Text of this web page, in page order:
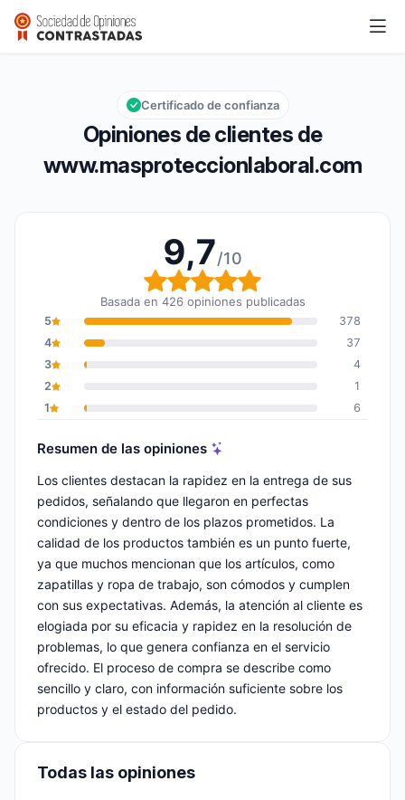
Calificación global: 9,7 de 10
9,7/10
Opiniones de clientes de
www.masproteccionlaboral.com
Certificado de confianza
9,7/10
Calificación global: 9,7
Basada en 426 opiniones publicadas
5
378
4
37
3
4
2
1
1
6
Resumen de las opiniones
Los clientes destacan la rapidez en la entrega de sus
pedidos, señalando que llegaron en perfectas
condiciones y dentro de los plazos prometidos. La
calidad de los productos también es un punto fuerte,
ya que muchos mencionan que los artículos, como
zapatillas y ropa de trabajo, son cómodos y cumplen
con sus expectativas. Además, la atención al cliente es
elogiada por su eficacia y rapidez en la resolución de
problemas, lo que genera confianza en el servicio
ofrecido. El proceso de compra se describe como
sencillo y claro, con información suficiente sobre los
productos y el estado del pedido.
Todas las opiniones